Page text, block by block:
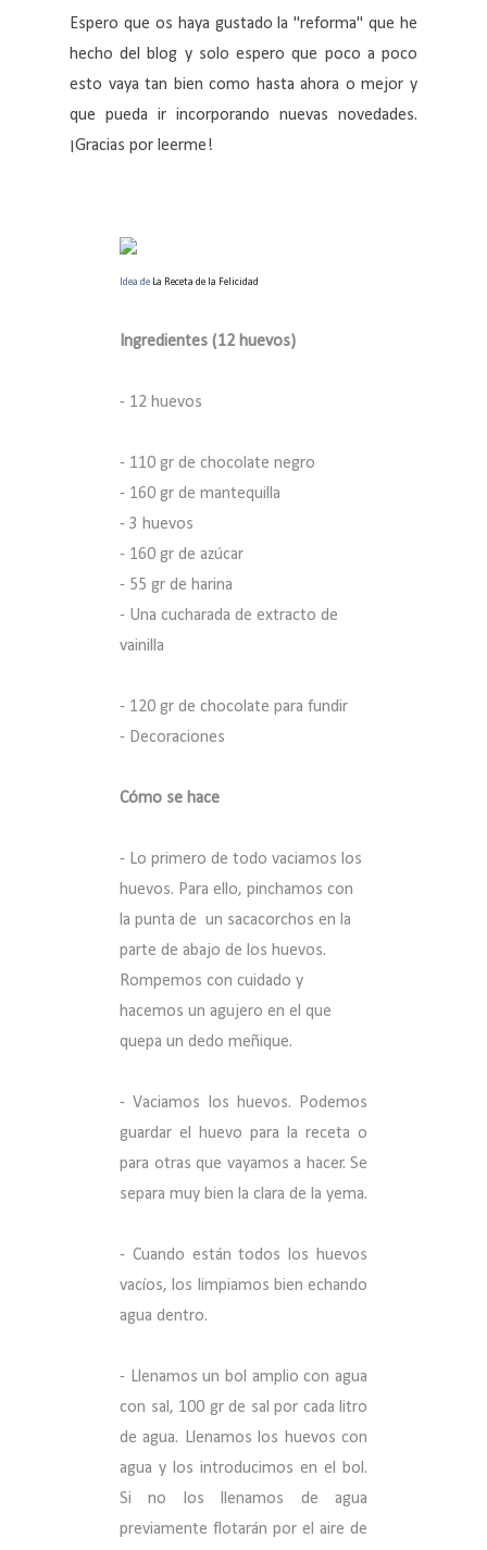
Espero que os haya gustado la "reforma" que he
hecho del blog y solo espero que poco a poco
esto vaya tan bien como hasta ahora o mejor y
que pueda ir incorporando nuevas novedades.
¡Gracias por leerme!
Idea de La Receta de la Felicidad
Ingredientes (12 huevos)
- 12 huevos
- 110 gr de chocolate negro
- 160 gr de mantequilla
- 3 huevos
- 160 gr de azúcar
- 55 gr de harina
- Una cucharada de extracto de
vainilla
- 120 gr de chocolate para fundir
- Decoraciones
Cómo se hace
- Lo primero de todo vaciamos los
huevos. Para ello, pinchamos con
la punta de un sacacorchos en la
parte de abajo de los huevos.
Rompemos con cuidado y
hacemos un agujero en el que
quepa un dedo meñique.
- Vaciamos los huevos. Podemos
guardar el huevo para la receta o
para otras que vayamos a hacer. Se
separa muy bien la clara de la yema.
- Cuando están todos los huevos
vacíos, los limpiamos bien echando
agua dentro.
- Llenamos un bol amplio con agua
con sal, 100 gr de sal por cada litro
de agua. Llenamos los huevos con
agua y los introducimos en el bol.
Si no los llenamos de agua
previamente flotarán por el aire de